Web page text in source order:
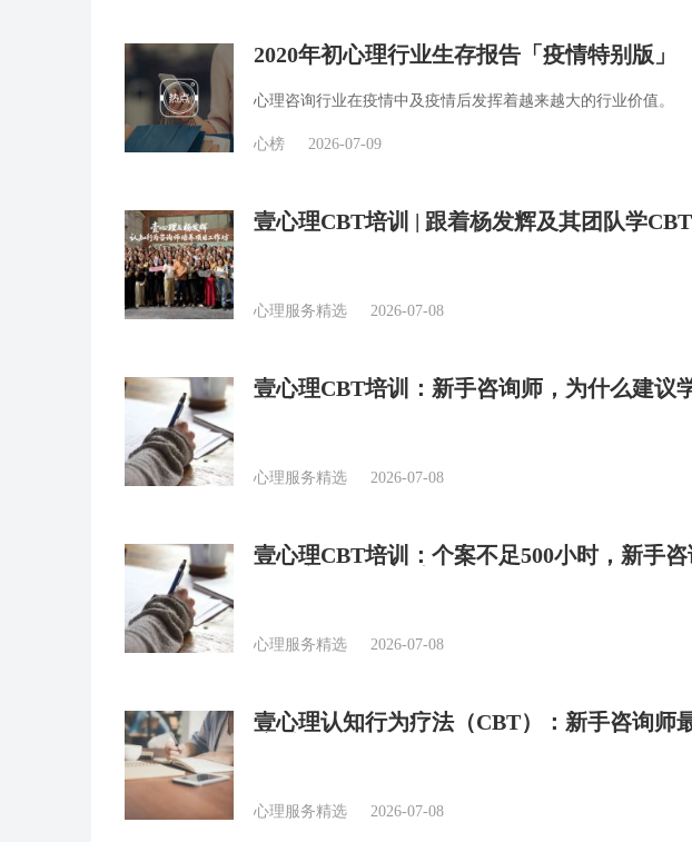
2020年初心理行业生存报告「疫情特别版」
心理咨询行业在疫情中及疫情后发挥着越来越大的行业价值。
心榜 2026-07-09
壹心理CBT培训 | 跟着杨发辉及其团队学
心理服务精选 2026-07-08
壹心理CBT培训：新手咨询师，为什么建议
心理服务精选 2026-07-08
壹心理CBT培训：个案不足500小时，新手
心理服务精选 2026-07-08
壹心理认知行为疗法（CBT）：新手咨询师
心理服务精选 2026-07-08